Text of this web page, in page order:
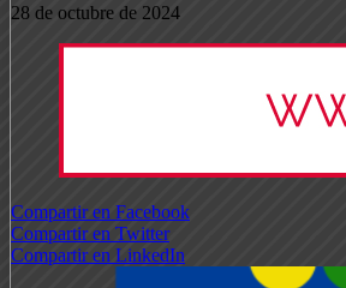
28 de octubre de 2024
Compartir en Facebook
Compartir en Twitter
Compartir en LinkedIn